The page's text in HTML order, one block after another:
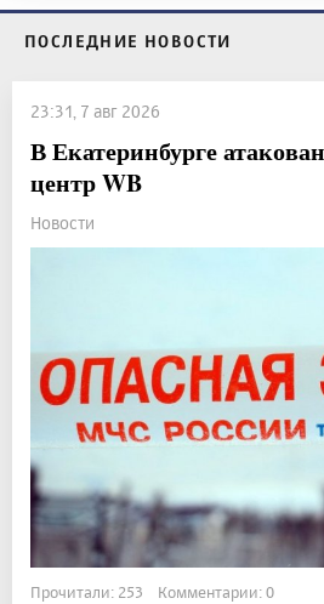
ПОСЛЕДНИЕ НОВОСТИ
23:31, 7 авг 2026
В Екатеринбурге
центр WB
Новости
Прочитали: 253 Комментарии: 0